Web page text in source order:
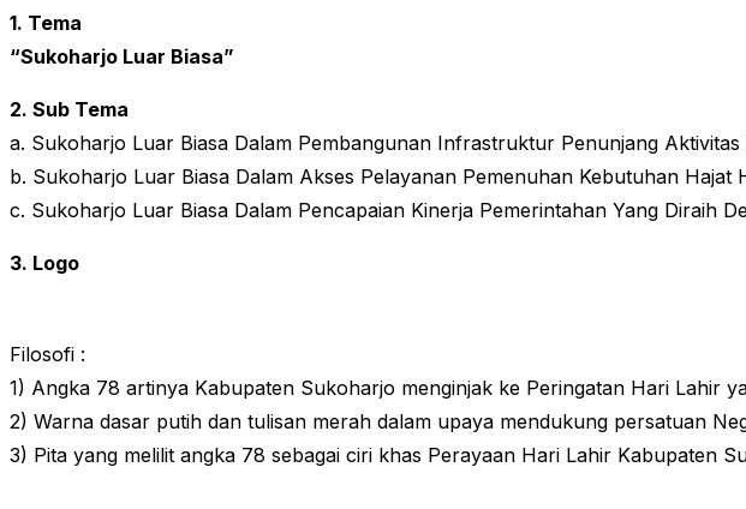
1. Tema
“Sukoharjo Luar Biasa”
2. Sub Tema
a. Sukoharjo Luar Biasa Dalam Pembangunan Infrastruktur Penunjang Aktivitas
b. Sukoharjo Luar Biasa Dalam Akses Pelayanan Pemenuhan Kebutuhan Hajat
c. Sukoharjo Luar Biasa Dalam Pencapaian Kinerja Pemerintahan Yang Diraih
3. Logo
Filosofi :
1) Angka 78 artinya Kabupaten Sukoharjo menginjak ke Peringatan Hari Lahir
2) Warna dasar putih dan tulisan merah dalam upaya mendukung persatuan
3) Pita yang melilit angka 78 sebagai ciri khas Perayaan Hari Lahir Kabupaten